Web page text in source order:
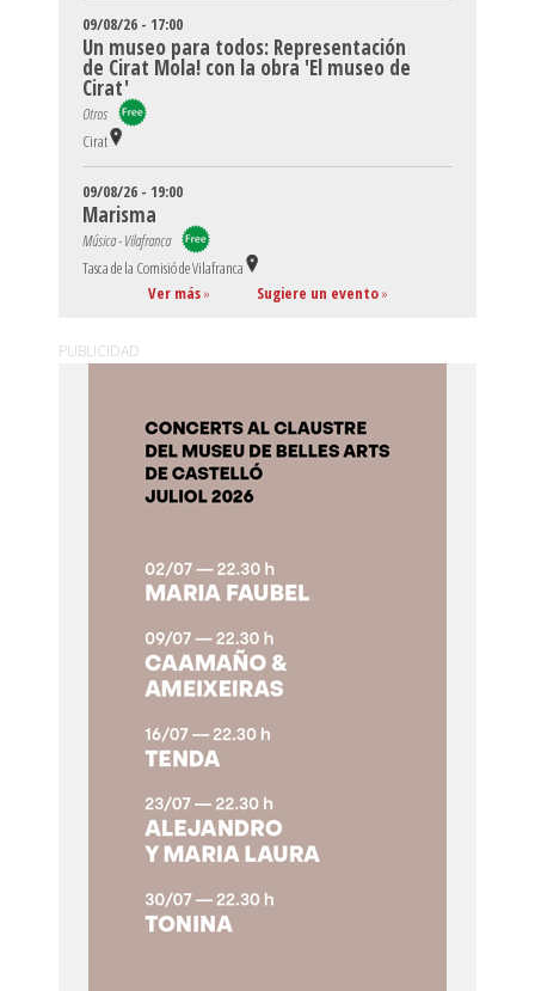
09/08/26 - 17:00
Un museo para todos: Representación
de Cirat Mola! con la obra 'El museo de
Cirat'
Otros
Cirat
09/08/26 - 19:00
Marisma
Música - Vilafranca
Tasca de la Comisió de Vilafranca
Ver más» Sugiere un evento»
PUBLICIDAD